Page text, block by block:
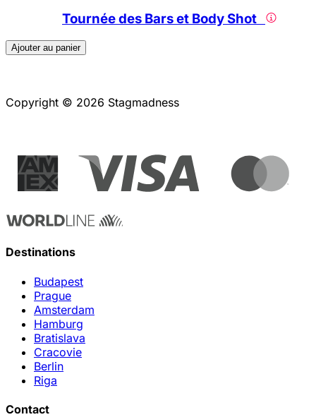
Tournée des Bars et Body Shot
Ajouter au panier
Copyright © 2026 Stagmadness
Destinations
Budapest
Prague
Amsterdam
Hamburg
Bratislava
Cracovie
Berlin
Riga
Contact